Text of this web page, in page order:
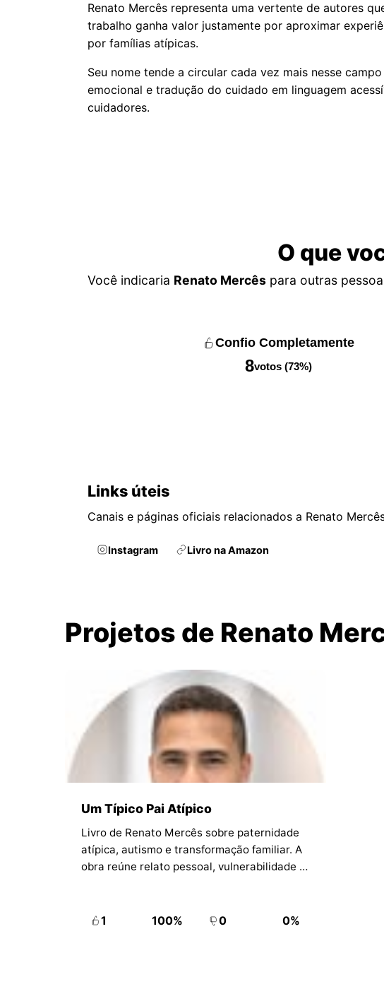
Renato Mercês representa uma vertente de autores
trabalho ganha valor justamente por aproximar
por famílias atípicas.
Seu nome tende a circular cada vez mais nesse
emocional e tradução do cuidado em linguagem
cuidadores.
O que
Você indicaria Renato Mercês para outras
Confio Completamente
8votos (73%)
Links úteis
Canais e páginas oficiais relacionados a Renato
Instagram Livro na Amazon
Projetos de Renato
Um Típico Pai Atípico
Livro de Renato Mercês sobre paternidade
atípica, autismo e transformação familiar. A
obra reúne relato pessoal, vulnerabilidade e
1 100% 0 0%